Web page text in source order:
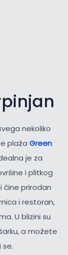
nekoliko
plaža Green
je za
i plitkog
čine prirodan
i restoran,
U blizini su
a možete
se.